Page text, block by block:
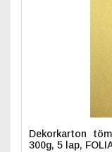
Dekorkarton
300g, 5 lap,